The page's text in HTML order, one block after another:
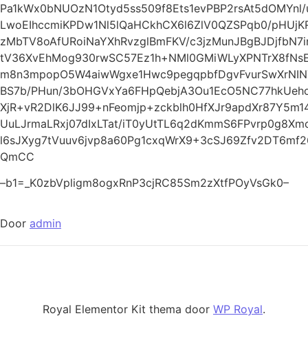
LwoEIhccmiKPDw1Nl5lQaHCkhCX6l6ZlV0QZSPqb0/
zMbTV8oAfURoiNaYXhRvzglBmFKV/
BS7b/PHun/
UuLJrmaLRxj07dIxLTat/
QmCC
–b1=_K0zbVpligm8ogxRnP3cjRC85Sm2zXtfPOyVsGk0–
Door admin
Royal Elementor Kit thema door WP Royal.